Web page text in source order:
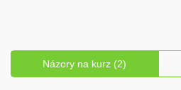
Názory na kurz (2)